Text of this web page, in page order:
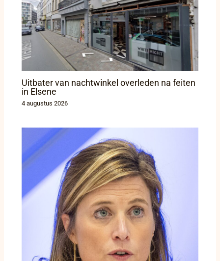
Uitbater van nachtwinkel overleden na feiten
in Elsene
4 augustus 2026